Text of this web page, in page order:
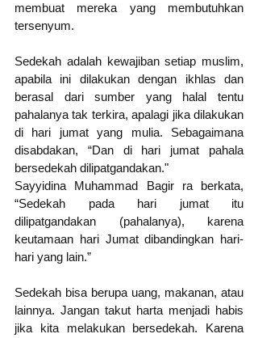
membuat mereka yang membutuhkan
tersenyum.
Sedekah adalah kewajiban setiap muslim,
apabila ini dilakukan dengan ikhlas dan
berasal dari sumber yang halal tentu
pahalanya tak terkira, apalagi jika dilakukan
di hari jumat yang mulia. Sebagaimana
disabdakan, “Dan di hari jumat pahala
bersedekah dilipatgandakan."
Sayyidina Muhammad Bagir ra berkata,
“Sedekah pada hari jumat itu
dilipatgandakan (pahalanya), karena
keutamaan hari Jumat dibandingkan hari-
hari yang lain.”
Sedekah bisa berupa uang, makanan, atau
lainnya. Jangan takut harta menjadi habis
jika kita melakukan bersedekah. Karena